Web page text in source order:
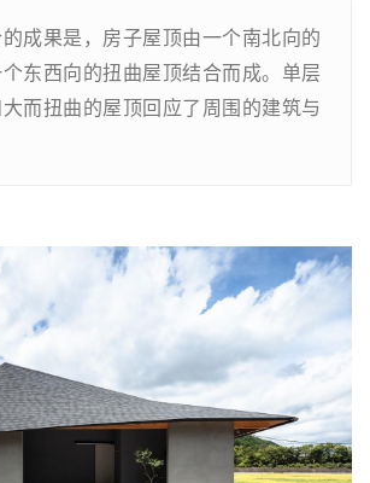
成果是，房子屋顶由一个南北向的
东西向的扭曲屋顶结合而成。单层
而扭曲的屋顶回应了周围的建筑与